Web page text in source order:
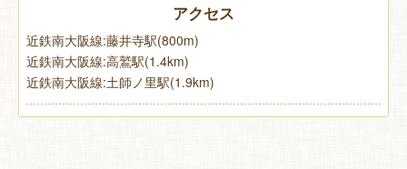
アクセス
近鉄南大阪線:藤井寺駅(800m)
近鉄南大阪線:高鷲駅(1.4km)
近鉄南大阪線:土師ノ里駅(1.9km)